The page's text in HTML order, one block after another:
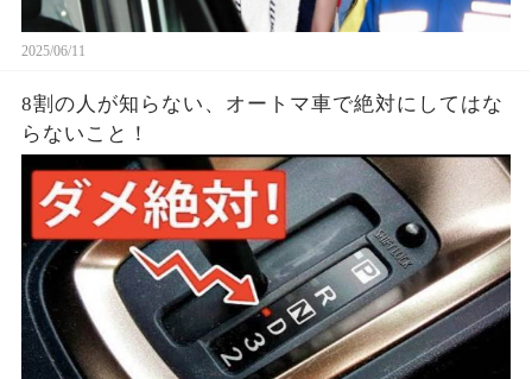
2025/06/11
8割の人が知らない、オートマ車で絶対にしてはな
らないこと！